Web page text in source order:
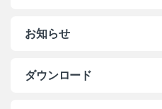
お知らせ
ダウンロード